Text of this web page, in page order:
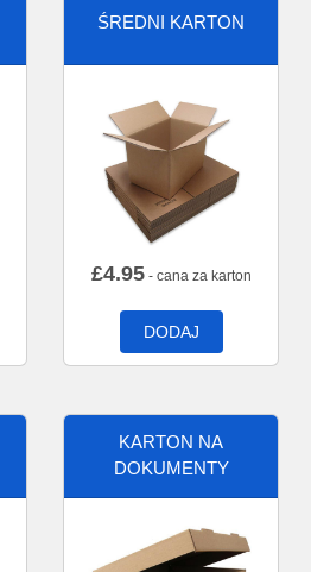
ŚREDNI KARTON
£4.95- cana za karton
DODAJ
KARTON NA
DOKUMENTY